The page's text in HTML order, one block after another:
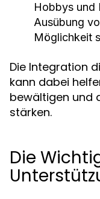
Hobbys und
Ausübung
Möglichkeit
Die Integration
kann dabei
bewältigen und
stärken.
Die